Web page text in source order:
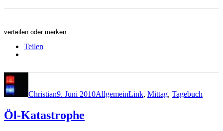
verteilen oder merken
Teilen
Christian9. Juni 2010AllgemeinLink, Mittag, Tagebuch
Öl-Katastrophe